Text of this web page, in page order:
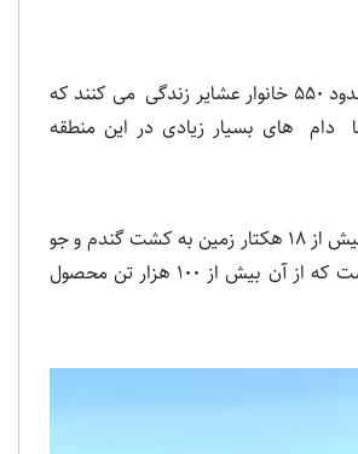
در دشت ورامین حدود 550 خانوار عشایر زندگی می کنند که
دام های بسیار زیادی در این منطقه
در ورامین امسال بیش از 18 هکتار زمین به کشت گندم و جو
اختصاص یافته است که از آن بیش از 100 هزار تن محصول